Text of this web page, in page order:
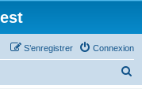
Connexion
S’enregistrer